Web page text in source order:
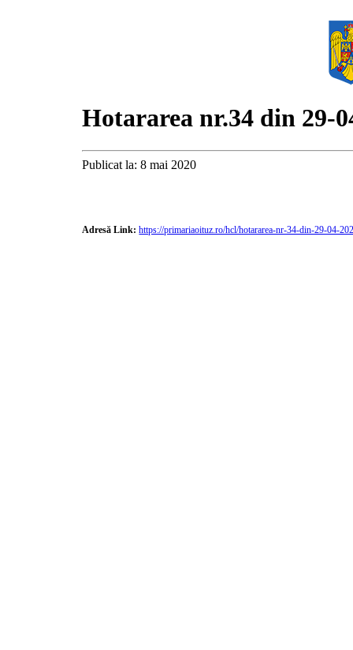
Hotararea nr.34 din 29-
Publicat la: 8 mai 2020
Adresă Link: https://primariaoituz.ro/hcl/hotararea-nr-34-din-29-04-